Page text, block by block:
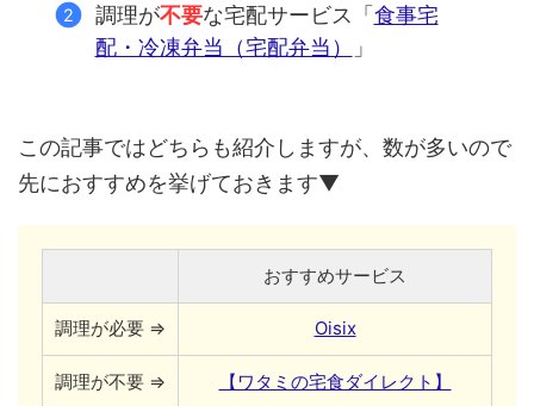
調理が不要な宅配サービス「食事宅
配・冷凍弁当（宅配弁当）
」
この記事ではどちらも紹介しますが、数が多いので
先におすすめを挙げておきます▼
おすすめサービス
調理が必要 ⇒ Oisix
調理が不要 ⇒ 【ワタミの宅食ダイレクト】